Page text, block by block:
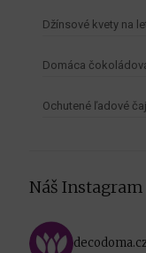
Džínsové kvety na
Domáca
Ochutené ľadové
Náš Instagram